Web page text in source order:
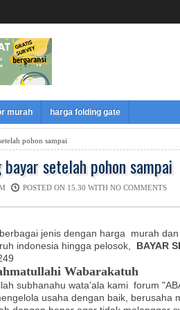
murah harga folding gate
pohon sampai
setelah pohon sampai
POSTED ON 15.30 WITH NO COMMENTS
jenis dengan harga
murah
indonesia hingga pelosok
BAYAR
Wabarakatuh
subhanahu wata’ala kami forum
usaha dengan baik, berusaha